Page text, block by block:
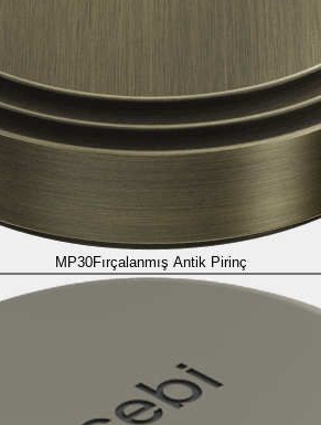
MP30Fırçalanmış Antik Pirinç